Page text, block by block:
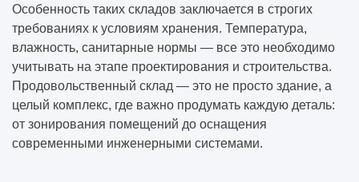
Особенность таких складов заключается в строгих
требованиях к условиям хранения. Температура,
влажность, санитарные нормы — все это необходимо
учитывать на этапе проектирования и строительства.
Продовольственный склад — это не просто здание, а
целый комплекс, где важно продумать каждую деталь:
от зонирования помещений до оснащения
современными инженерными системами.